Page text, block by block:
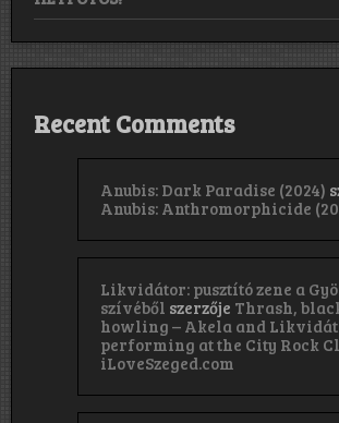
Recent Comments
Anubis: Dark Paradise (2024)
Anubis: Anthromorphicide
Likvidátor: pusztító zene a
szívéből szerzője Thrash,
howling – Akela and
performing at the City Rock
iLoveSzeged.com